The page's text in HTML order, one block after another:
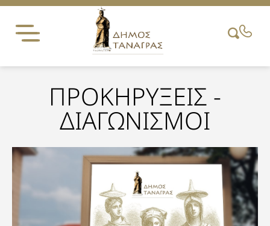
Skip
content
ΠΡΟΚΗΡΥΞΕΙΣ -
ΔΙΑΓΩΝΙΣΜΟΙ